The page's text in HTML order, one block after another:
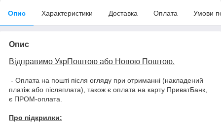
Опис Характеристики Доставка Оплата Умови
Опис
Відправимо УкрПоштою або Новою Поштою.
- Оплата на пошті після огляду при отриманні (накладений
платіж або післяплата), також є оплата на карту ПриватБанк,
є ПРОМ-оплата.
Про підкрилки: